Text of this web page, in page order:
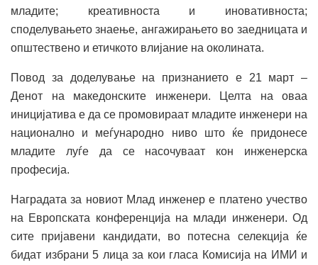
младите; креативноста и иновативноста;
споделувањето знаење, ангажирањето во заедницата и
општествено и етичкото влијание на околината.
Повод за доделување на признанието е 21 март –
Денот на македонските инженери. Целта на оваа
иницијатива е да се промовираат младите инженери на
национално и меѓународно ниво што ќе придонесе
младите луѓе да се насочуваат кон инженерска
професија.
Наградата за новиот Млад инженер е платено учество
на Европската конференција на млади инженери. Од
сите пријавени кандидати, во потесна селекција ќе
бидат избрани 5 лица за кои гласа Комисија на ИМИ и